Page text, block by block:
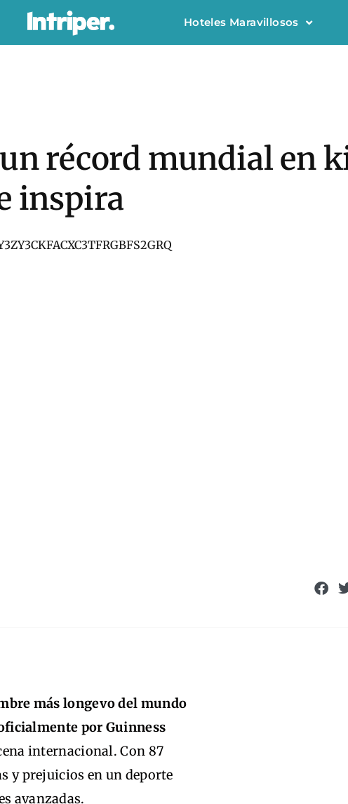
Hoteles Maravillosos
récord mundial en
inspira
más longevo del mundo
por Guinness
internacional. Con 87
y prejuicios en un deporte
avanzadas.